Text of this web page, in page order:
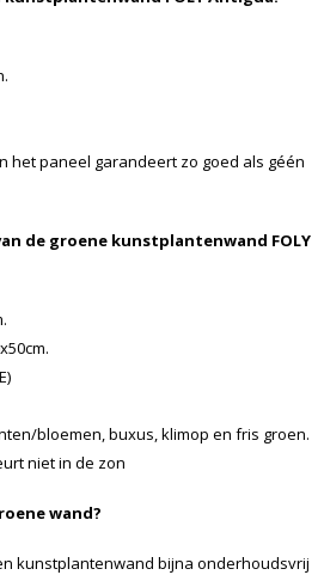
het paneel garandeert zo goed als géén
de groene kunstplantenwand FOLY
bloemen, buxus, klimop en fris groen.
niet in de zon
wand?
kunstplantenwand bijna onderhoudsvrij